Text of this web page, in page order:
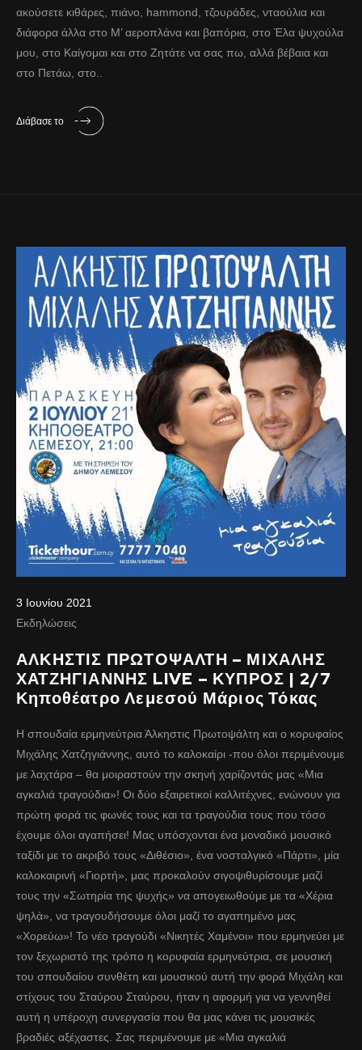
ακούσετε κιθάρες, πιάνο, hammond, τζουράδες, νταούλια και
διάφορα άλλα στο Μ’ αεροπλάνα και βαπόρια, στο Έλα ψυχούλα
μου, στο Καίγομαι και στο Ζητάτε να σας πω, αλλά βέβαια και
στο Πετάω, στο..
Διάβασε το
3 Ιουνίου 2021
Εκδηλώσεις
ΑΛΚΗΣΤΙΣ ΠΡΩΤΟΨΑΛΤΗ – ΜΙΧΑΛΗΣ
ΧΑΤΖΗΓΙΑΝΝΗΣ LIVE – ΚΥΠΡΟΣ | 2/7
Κηποθέατρο Λεμεσού Μάριος Τόκας
Η σπουδαία ερμηνεύτρια Άλκηστις Πρωτοψάλτη και ο κορυφαίος
Μιχάλης Χατζηγιάννης, αυτό το καλοκαίρι -που όλοι περιμένουμε
με λαχτάρα – θα μοιραστούν την σκηνή χαρίζοντάς μας «Μια
αγκαλιά τραγούδια»! Οι δύο εξαιρετικοί καλλιτέχνες, ενώνουν για
πρώτη φορά τις φωνές τους και τα τραγούδια τους που τόσο
έχουμε όλοι αγαπήσει! Μας υπόσχονται ένα μοναδικό μουσικό
ταξίδι με το ακριβό τους «Διθέσιο», ένα νοσταλγικό «Πάρτι», μία
καλοκαιρινή «Γιορτή», μας προκαλούν σιγοψιθυρίσουμε μαζί
τους την «Σωτηρία της ψυχής» να απογειωθούμε με τα «Χέρια
ψηλά», να τραγουδήσουμε όλοι μαζί το αγαπημένο μας
«Χορεύω»! Το νέο τραγούδι «Νικητές Χαμένοι» που ερμηνεύει με
τον ξεχωριστό της τρόπο η κορυφαία ερμηνεύτρια, σε μουσική
του σπουδαίου συνθέτη και μουσικού αυτή την φορά Μιχάλη και
στίχους του Σταύρου Σταύρου, ήταν η αφορμή για να γεννηθεί
αυτή η υπέροχη συνεργασία που θα μας κάνει τις μουσικές
βραδιές αξέχαστες. Σας περιμένουμε με «Μια αγκαλιά